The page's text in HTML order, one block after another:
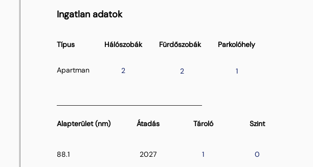
Ingatlan adatok
Típus Hálószobák
Apartman 2
Fürdőszobák
2
Parkolóhely
1
Alapterület (nm) Átadás Tároló
88.1 2027 1
Szint
0